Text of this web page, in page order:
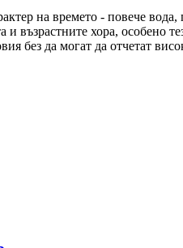
на времето - повече
възрастните хора, особено
без да могат да отчетат